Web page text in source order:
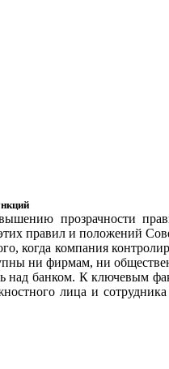
прозрачности
правил и положений
когда компания
ни фирмам, ни
над банком. К ключевым
лица и